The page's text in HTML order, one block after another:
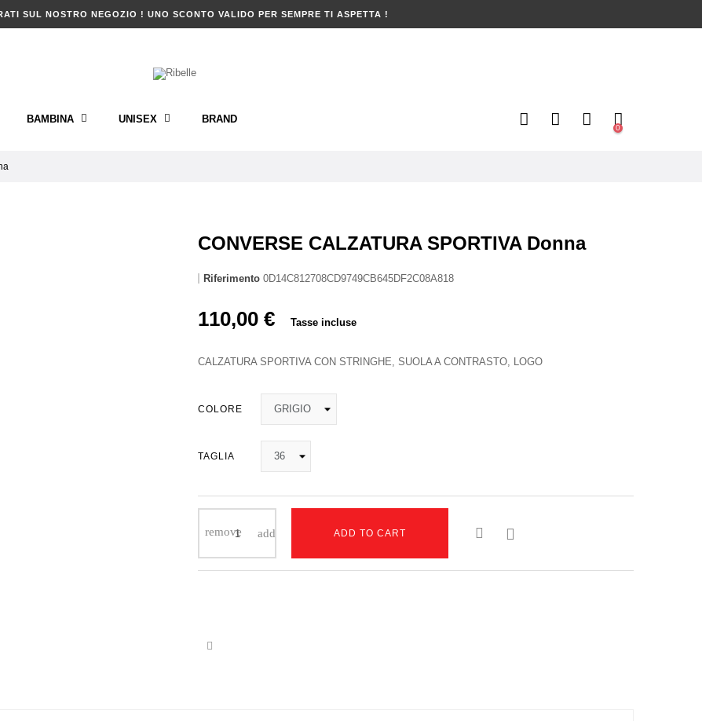
SUL NOSTRO NEGOZIO ! UNO SCONTO VALIDO PER SEMPRE TI ASPETTA !
BAMBINA UNISEX BRAND
0
CONVERSE CALZATURA SPORTIVA Donna
Riferimento 0D14C812708CD9749CB645DF2C08A818
110,00 € Tasse incluse
CALZATURA SPORTIVA CON STRINGHE, SUOLA A CONTRASTO, LOGO
COLORE
TAGLIA
ADD TO CART 